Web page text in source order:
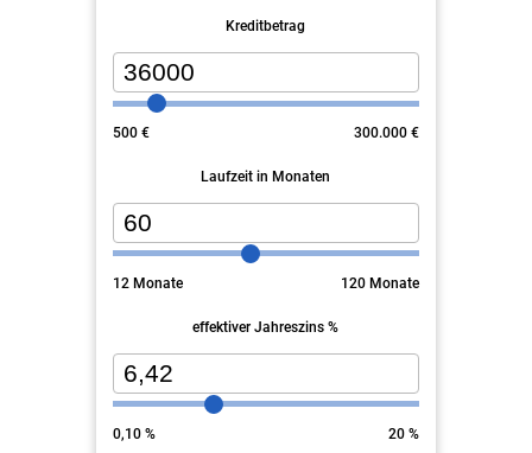
Kreditbetrag
500€ 300.000 €
Laufzeit in Monaten
12 Monate 120 Monate
effektiver Jahreszins %
0,10% 20 %